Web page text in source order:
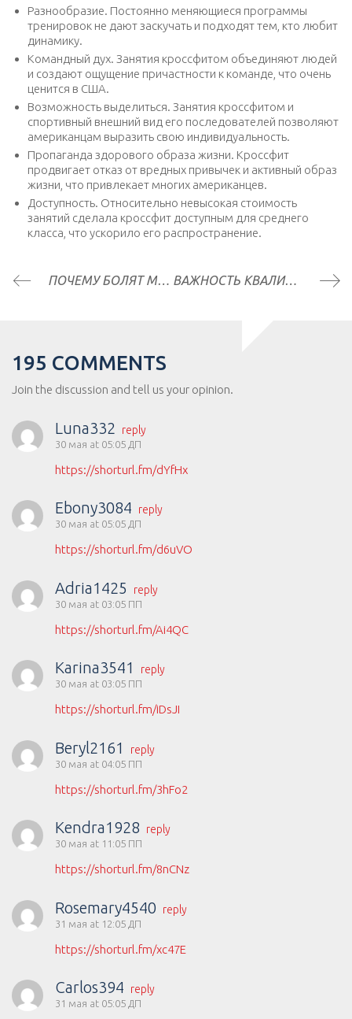
Разнообразие. Постоянно меняющиеся программы
тренировок не дают заскучать и подходят тем, кто любит
динамику.
Командный дух. Занятия кроссфитом объединяют людей
и создают ощущение причастности к команде, что очень
ценится в США.
Возможность выделиться. Занятия кроссфитом и
спортивный внешний вид его последователей позволяют
американцам выразить свою индивидуальность.
Пропаганда здорового образа жизни. Кроссфит
продвигает отказ от вредных привычек и активный образ
жизни, что привлекает многих американцев.
Доступность. Относительно невысокая стоимость
занятий сделала кроссфит доступным для среднего
класса, что ускорило его распространение.
ПОЧЕМУ БОЛЯТ МЫШЦЫ ПОСЛЕ ТРЕНИРОВКИ? ВАЖНОСТЬ КВАЛИФИРОВАННОГО ТРЕНЕРА ДЛЯ КРОССФИТ ТРЕНИРОВОК
195 COMMENTS
Join the discussion and tell us your opinion.
Luna332 reply
30 мая at 05:05 ДП
https://shorturl.fm/dYfHx
Ebony3084 reply
30 мая at 05:05 ДП
https://shorturl.fm/d6uVO
Adria1425 reply
30 мая at 03:05 ПП
https://shorturl.fm/Ai4QC
Karina3541 reply
30 мая at 03:05 ПП
https://shorturl.fm/iDsJI
Beryl2161 reply
30 мая at 04:05 ПП
https://shorturl.fm/3hFo2
Kendra1928 reply
30 мая at 11:05 ПП
https://shorturl.fm/8nCNz
Rosemary4540 reply
31 мая at 12:05 ДП
https://shorturl.fm/xc47E
Carlos394 reply
31 мая at 05:05 ДП